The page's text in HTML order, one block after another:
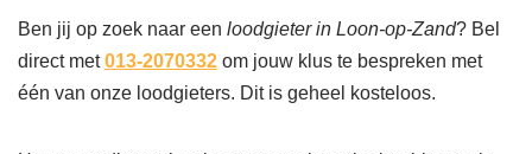
Ben jij op zoek naar een loodgieter in Loon-op-Zand? Bel
direct met013-2070332 om jouw klus te bespreken met
één van onze loodgieters. Dit is geheel kosteloos.